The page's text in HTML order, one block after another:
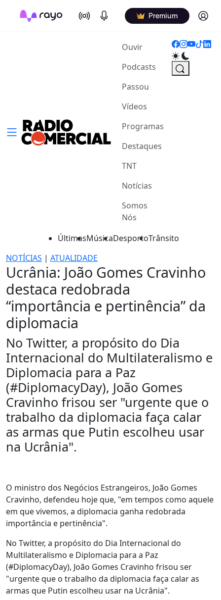
On Air Podcasts Premium Log in
Ouvir(current)
Podcasts
Passou
Vídeos
Programas
Destaques
TNT
Notícias
Somos
Nós
ÚltimasMúsicaDesportoTrânsito
NOTÍCIAS | ATUALIDADE
Ucrânia: João Gomes Cravinho
destaca redobrada
“importância e pertinência” da
diplomacia
No Twitter, a propósito do Dia
Internacional do Multilateralismo e
Diplomacia para a Paz
(#DiplomacyDay), João Gomes
Cravinho frisou ser "urgente que o
trabalho da diplomacia faça calar
as armas que Putin escolheu usar
na Ucrânia".
O ministro dos Negócios Estrangeiros, João Gomes
Cravinho, defendeu hoje que, "em tempos como aquele
em que vivemos, a diplomacia ganha redobrada
importância e pertinência".
No Twitter, a propósito do Dia Internacional do
Multilateralismo e Diplomacia para a Paz
(#DiplomacyDay), João Gomes Cravinho frisou ser
"urgente que o trabalho da diplomacia faça calar as
armas que Putin escolheu usar na Ucrânia".